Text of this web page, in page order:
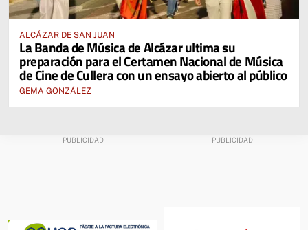
ALCÁZAR DE SAN JUAN
La Banda de Música de Alcázar ultima su
preparación para el Certamen Nacional de Música
de Cine de Cullera con un ensayo abierto al público
GEMA GONZÁLEZ